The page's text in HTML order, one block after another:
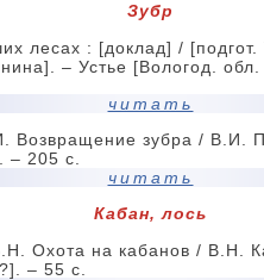
Зубр
лесах : [доклад] / [подгот.
– Устье [Вологод.
читать
Возвращение зубра / В.И.
– 205 с.
читать
Кабан, лось
Охота на кабанов / В.Н.
– 55 с.